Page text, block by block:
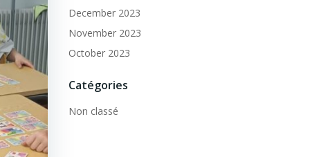
December 2023
November 2023
October 2023
Catégories
Non classé